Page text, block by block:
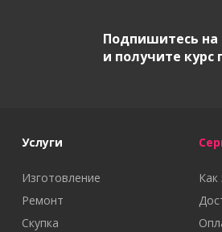
Подпишитесь на
и получите курс
Услуги
Изготовление
Ремонт
Скупка
Как